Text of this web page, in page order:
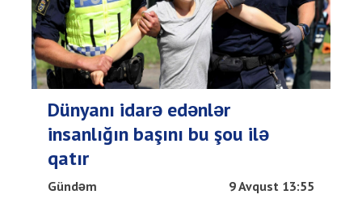
Dünyanı idarə edənlər
insanlığın başını bu şou ilə
qatır
Gündəm 9 Avqust 13:55